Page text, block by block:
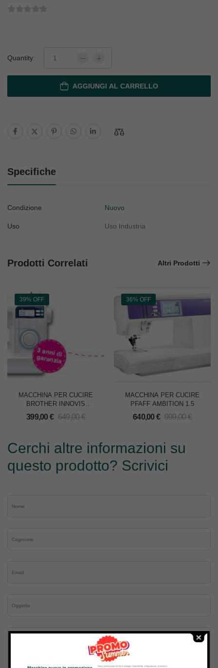
Quantity:
AGGIUNGI AL CARRELLO
Specifiche
Condizione Nuovo
Uso Uso Industria
Prodotti Correlati Altri Prodotti
39% OFF
MACCHINA PER CUCIRE
BROTHER INNOVIS
NV30M1
399,00 € 649,00€
36% OFF
MACCHINA PER CUCIRE
PFAFF AMBITION 1.5
640,00 € 999,00€
Cerchi altre informazioni su
questo prodotto? Scrivici